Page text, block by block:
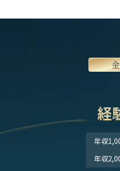
経
年収
年収